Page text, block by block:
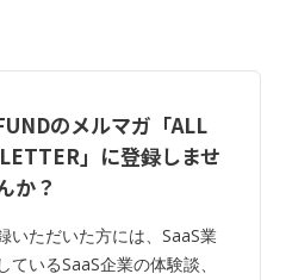
のメルマガ「ALL
」に登録しませ
か？
いただいた方には、SaaS業
いるSaaS企業の体験談、